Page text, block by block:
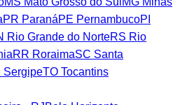
PR ParanáPE PernambucoPI
Rio Grande do NorteRS Rio
RR RoraimaSC Santa
SergipeTO Tocantins